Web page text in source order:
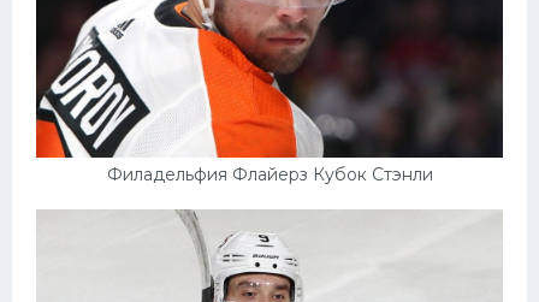
Филадельфия Флайерз Кубок Стэнли